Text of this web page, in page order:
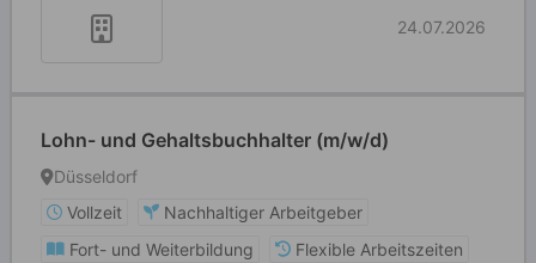
24.07.2026
Lohn- und Gehaltsbuchhalter (m/w/d)
Düsseldorf
Vollzeit
Nachhaltiger Arbeitgeber
Fort- und Weiterbildung
Flexible Arbeitszeiten